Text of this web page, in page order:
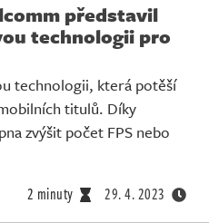
představil
technologii pro
technologii, která potěší
titulů. Díky
zvýšit počet FPS nebo
2 minuty 29. 4. 2023